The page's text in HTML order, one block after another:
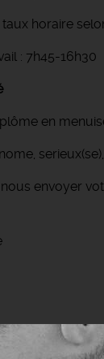
horaire
: 7h45-16h30
en
envoyer